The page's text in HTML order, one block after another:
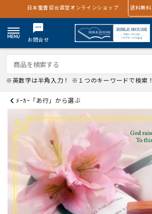
日本聖書協会直営オンラインショップ 送料無料
textsms
お問合せ
※英数字は半角入力！ ※１つのキーワードで検索！
ﾒｰｶｰ「あ行」から選ぶ